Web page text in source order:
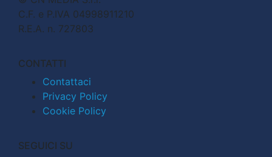
C.F. e P.IVA 04998911210
R.E.A. n. 727803
CONTATTI
Contattaci
Privacy Policy
Cookie Policy
SEGUICI SU